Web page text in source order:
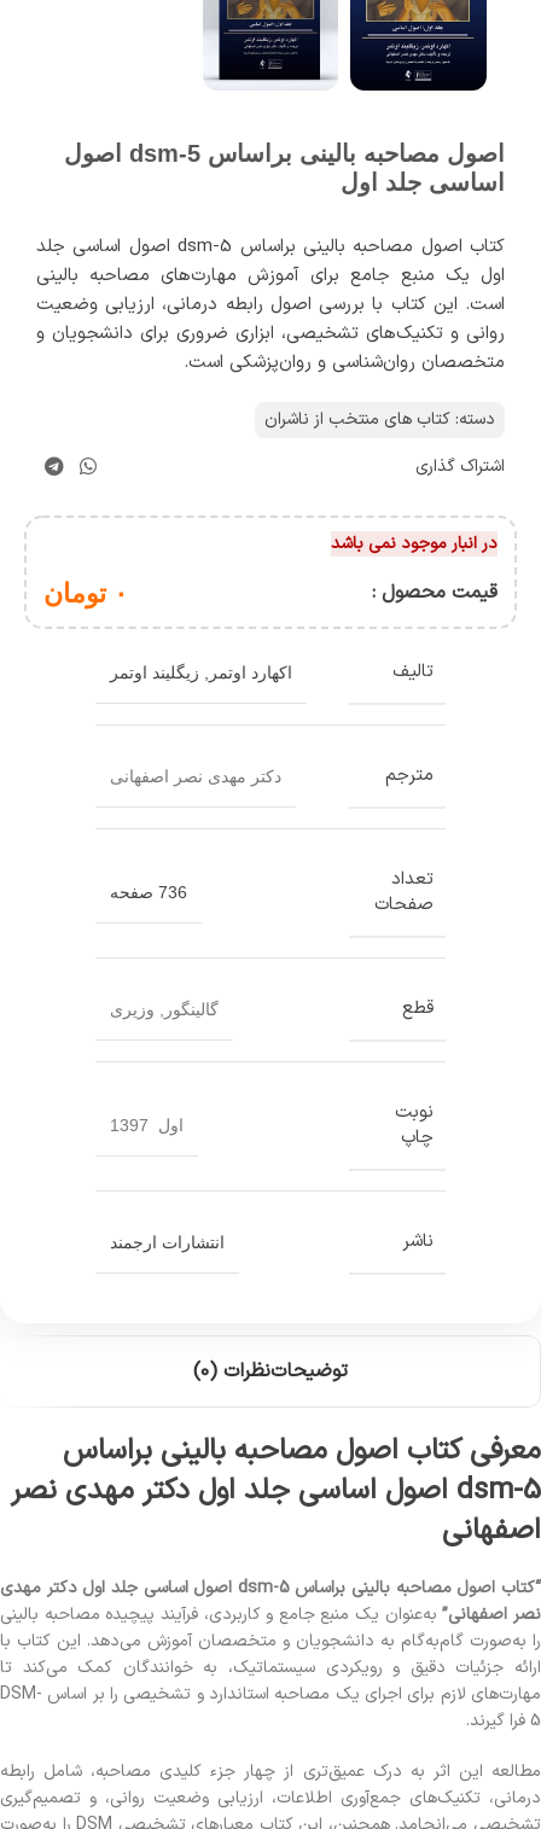
اصول مصاحبه بالینی براساس dsm-5 اصول
اساسی جلد اول
کتاب اصول مصاحبه بالینی براساس dsm-5 اصول اساسی جلد
اول یک منبع جامع برای آموزش مهارت‌های مصاحبه بالینی
است. این کتاب با بررسی اصول رابطه درمانی، ارزیابی وضعیت
روانی و تکنیک‌های تشخیصی، ابزاری ضروری برای دانشجویان و
متخصصان روان‌شناسی و روان‌پزشکی است.
دسته: کتاب های منتخب از ناشران
اشتراک گذاری
در انبار موجود نمی باشد
قیمت محصول : ۰ تومان
تالیف اکهارد اوتمر زیگلیند اوتمر
مترجم دکتر مهدی نصر اصفهانی
تعداد
صفحات
736 صفحه
قطع گالینگور وزیری
نوبت
چاپ
اول 1397
ناشر انتشارات ارجمند
توضیحاتنظرات (0)
معرفی کتاب اصول مصاحبه بالینی براساس
dsm-5 اصول اساسی جلد اول دکتر مهدی نصر
اصفهانی
“کتاب اصول مصاحبه بالینی براساس dsm-5 اصول اساسی جلد اول دکتر مهدی
نصر اصفهانی”به‌عنوان یک منبع جامع و کاربردی، فرآیند پیچیده مصاحبه بالینی
را به‌صورت گام‌به‌گام به دانشجویان و متخصصان آموزش می‌دهد. این کتاب با
ارائه جزئیات دقیق و رویکردی سیستماتیک، به خوانندگان کمک می‌کند تا
مهارت‌های لازم برای اجرای یک مصاحبه استاندارد و تشخیصی را بر اساس DSM-
5 فرا گیرند.
مطالعه این اثر به درک عمیق‌تری از چهار جزء کلیدی مصاحبه، شامل رابطه
درمانی، تکنیک‌های جمع‌آوری اطلاعات، ارزیابی وضعیت روانی، و تصمیم‌گیری